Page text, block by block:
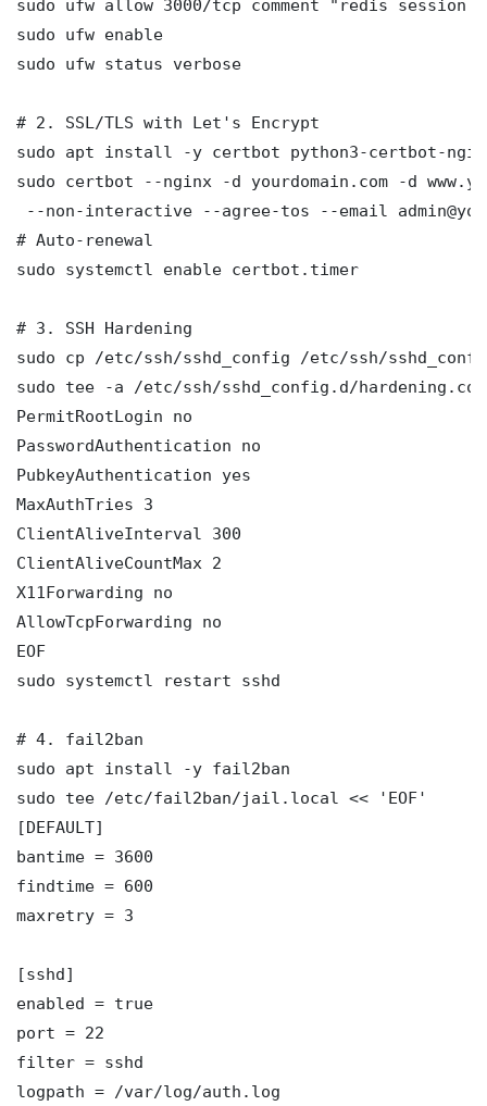
sudo ufw allow 3000/tcp comment "redis session
sudo ufw enable
sudo ufw status verbose
# 2. SSL/TLS with Let's Encrypt
sudo apt install -y certbot python3-certbot-
sudo certbot --nginx -d yourdomain.com -d
--non-interactive --agree-tos --email
# Auto-renewal
sudo systemctl enable certbot.timer
# 3. SSH Hardening
sudo cp /etc/ssh/sshd_config /etc/ssh/
sudo tee -a /etc/ssh/sshd_config.d/
PermitRootLogin no
PasswordAuthentication no
PubkeyAuthentication yes
MaxAuthTries 3
ClientAliveInterval 300
ClientAliveCountMax 2
X11Forwarding no
AllowTcpForwarding no
EOF
sudo systemctl restart sshd
# 4. fail2ban
sudo apt install -y fail2ban
sudo tee /etc/fail2ban/jail.local << 'EOF'
[DEFAULT]
bantime = 3600
findtime = 600
maxretry = 3
[sshd]
enabled = true
port = 22
filter = sshd
logpath = /var/log/auth.log